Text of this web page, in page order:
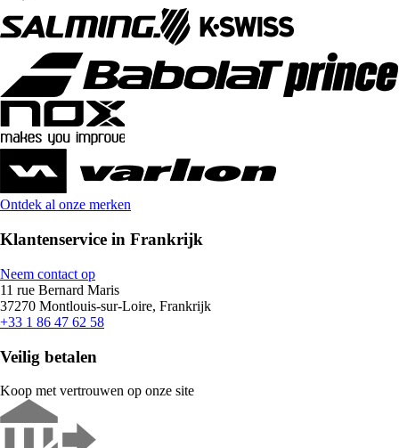
Ontdek al onze merken
Klantenservice in Frankrijk
Neem contact op
11 rue Bernard Maris
37270 Montlouis-sur-Loire, Frankrijk
+33 1 86 47 62 58
Veilig betalen
Koop met vertrouwen op onze site